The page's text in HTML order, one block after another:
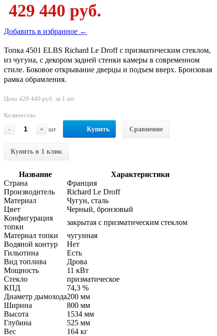
429 440 руб.
Добавить в избранное ←
Топка 4501 ELBS Richard Le Droff с призматическим стеклом,
из чугуна, с декором задней стенки камеры в современном
стиле. Боковое открывание дверцы и подъем вверх. Бронзовая
рамка обрамления.
Цена 429 440 руб. за 1 шт
Количество
-
+ шт Купить Сравнение
Купить в 1 клик
Название
Характеристики
Страна
Франция
Производитель
Richard Le Droff
Материал
Чугун, сталь
Цвет
Черный, бронзовый
Конфигурация
топки
закрытая с призматическим стеклом
Материал топки
чугунная
Водяной контур
Нет
Гильотина
Есть
Вид топлива
Дрова
Мощность
11 кВт
Стекло
призматическое
КПД
74,3 %
Диаметр дымохода200 мм
Ширина
800 мм
Высота
1534 мм
Глубина
525 мм
Вес
164 кг